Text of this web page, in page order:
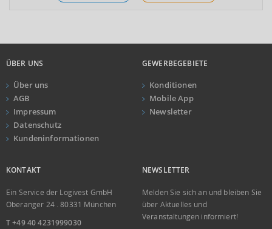
ÜBER UNS
Über uns
AGB
Impressum
Datenschutz
Kundeninformationen
GEWERBEGEBIETE
Konditionen
Mobile App
Newsletter
KONTAKT
Ein Service der Logivest GmbH
Oberanger 24 . 80331 München
T +49 40 4231999030
NEWSLETTER
Melden Sie sich an und bleiben Sie
über Aktuelles und
Veranstaltungen informiert!